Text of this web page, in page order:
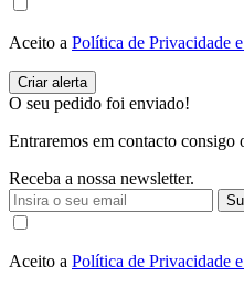
Aceito a Política de Privacidade
O seu pedido foi enviado!
Entraremos em contacto consigo
Receba a nossa newsletter.
Aceito a Política de Privacidade